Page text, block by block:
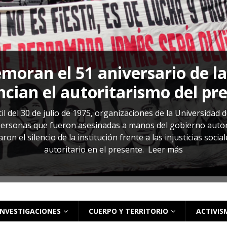
el 51 aniversario de
el autoritarismo del
del 30 de julio de 1975, organizaciones de la Universidad
que fueron asesinadas a manos del gobierno
el silencio de la institución frente a las injusticias
autoritario en el presente.Leer más
CUERPO Y TERRITORIO